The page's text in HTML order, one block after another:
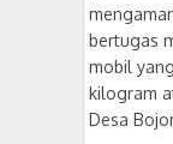
bertugas
mobil
kilogram
Desa